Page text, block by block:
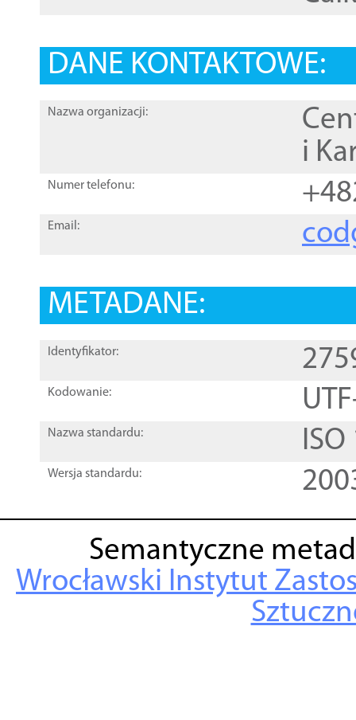
DANE KONTAKTOWE:
Nazwa organizacji:
i
Numer telefonu:
Email:
METADANE:
Identyfikator:
Kodowanie:
Nazwa standardu:
Wersja standardu:
Semantyczne
Wrocławski Instytut